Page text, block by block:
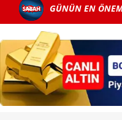
GÜNÜN EN